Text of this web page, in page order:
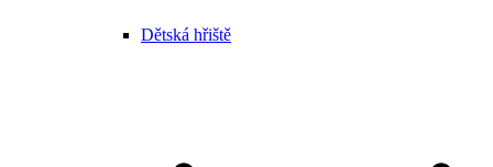
Dětská hřiště